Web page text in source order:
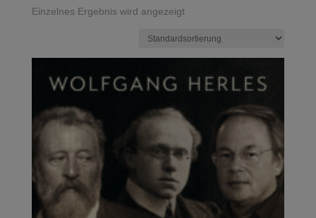
Einzelnes Ergebnis wird angezeigt